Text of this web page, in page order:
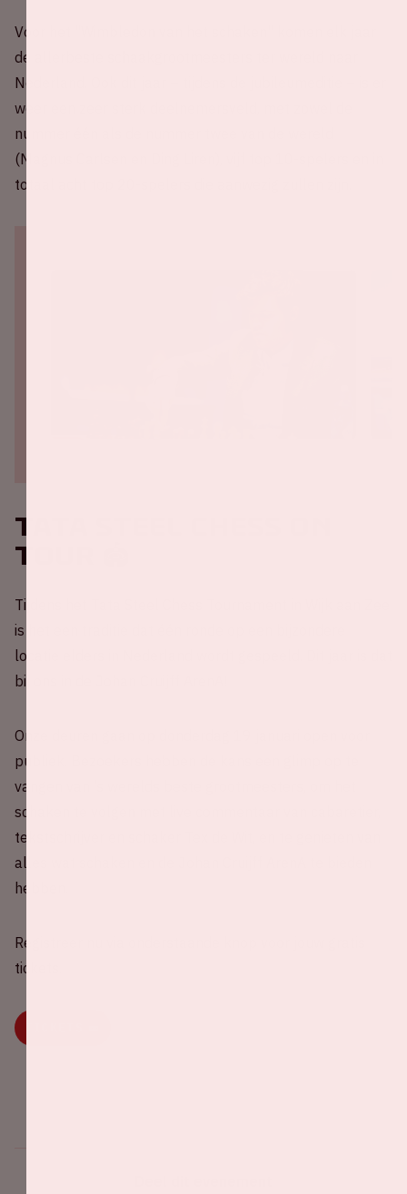
Voor het "Wimbledon van het schaken" komen elk jaar
de allerbeste schaakgrootmeesters ter wereld naar
Nederland. Ook dit jaar – tijdens de jubileumeditie – is er
weer een zeer sterk deelnemersveld, met zowel de
nummer één als de nummer twee van de wereld
(Magnus Carlsen en Ding Liren), vijf top 10-spelers en in
totaal acht top 20-spelers die aanwezig zullen zijn.
Tata Steel Chess On
Tour 🏟️
Tijdens het Tata Steel Chess Tournament in Wijk aan Zee
is het een traditie dat één ronde op een bijzondere
locatie elders in Nederland wordt gespeeld. Dit jaar is dat
bij ons in de Johan Cruijff ArenA!
Onze deuren gaan op donderdag 19 januari open voor
publiek. Bezoekers hebben de kans een glimp op te
vangen van ’s werelds beste grootmeesters, om het
schaken te volgen met live commentaar van cabaretier,
tekstschrijver en schaker Tex de Wit, en te genieten van
alles wat schaken en de Johan Cruijff ArenA te bieden
hebben.
Registreer nu via onderstaande knop voor jouw gratis
tickets.